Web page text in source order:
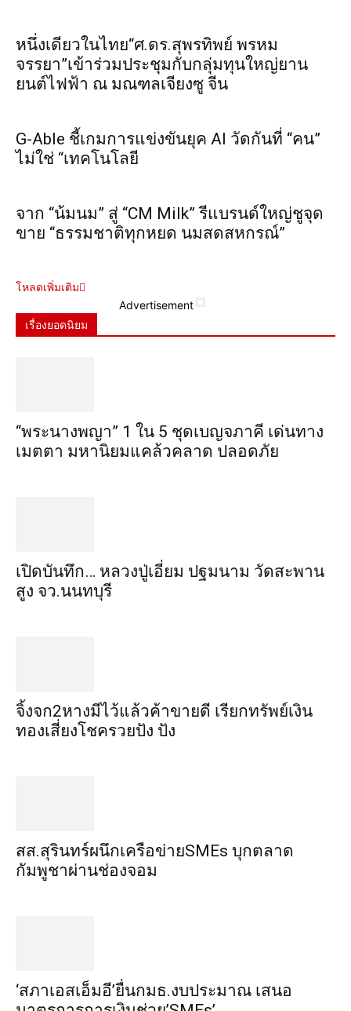
หนึ่งเดียวในไทย“ศ.ดร.สุพรทิพย์ พรหม
จรรยา”เข้าร่วมประชุมกับกลุ่มทุนใหญ่ยาน
ยนต์ไฟฟ้า ณ มณฑลเจียงซู จีน
G-Able ชี้เกมการแข่งขันยุค AI วัดกันที่ “คน”
ไม่ใช่ “เทคโนโลยี
จาก “น้มนม” สู่ “CM Milk” รีแบรนด์ใหญ่ชูจุด
ขาย “ธรรมชาติทุกหยด นมสดสหกรณ์”
โหลดเพิ่มเติม
Advertisement
เรื่องยอดนิยม
“พระ​นาง​พญา” 1 ใน 5​ ชุดเบญจ​ภาคี​ เด่นทาง
เมตตา​ มหา​นิยม​แคล้วคลาด​ ปลอดภัย​
เปิดบันทึก… หลวงปู่เอี่ยม ​ปฐม​นาม​ วัดสะพาน
สูง​ จว.นนทบุรี
จิ้งจก​2​หาง​มีไว้แล้ว​ค้าขาย​ดี​ เรียก​ทรัพย์เงิน
ทอง​เสี่ยงโชค​รวยปัง​ ปัง​
สส.สุรินทร์ผนึกเครือข่ายSMEs บุกตลาด
กัมพูชาผ่านช่องจอม
‘สภาเอสเอ็มอี’ยื่นกมธ.งบประมาณ เสนอ